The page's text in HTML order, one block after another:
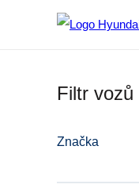
Filtr vozů
Značka